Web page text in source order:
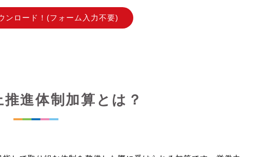
ンロード！ (フォーム入力不要)
進体制加算とは？